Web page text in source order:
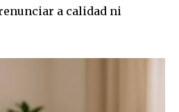
a calidad ni